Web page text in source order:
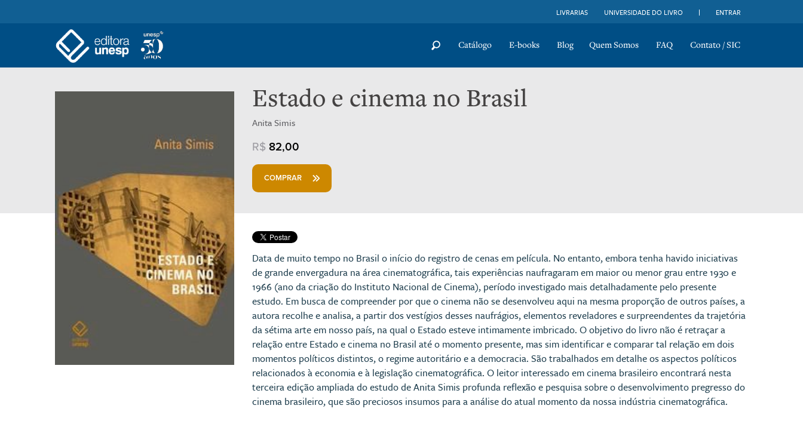
LIVRARIAS UNIVERSIDADE DO LIVRO ENTRAR
Catálogo E-books Blog Quem Somos FAQ Contato / SIC
Estado e cinema no Brasil
Anita Simis
R$ 82,00
COMPRAR
Data de muito tempo no Brasil o início do registro de cenas em película. No entanto, embora tenha havido iniciativas
de grande envergadura na área cinematográfica, tais experiências naufragaram em maior ou menor grau entre 1930 e
1966 (ano da criação do Instituto Nacional de Cinema), período investigado mais detalhadamente pelo presente
estudo. Em busca de compreender por que o cinema não se desenvolveu aqui na mesma proporção de outros países, a
autora recolhe e analisa, a partir dos vestígios desses naufrágios, elementos reveladores e surpreendentes da trajetória
da sétima arte em nosso país, na qual o Estado esteve intimamente imbricado. O objetivo do livro não é retraçar a
relação entre Estado e cinema no Brasil até o momento presente, mas sim identificar e comparar tal relação em dois
momentos políticos distintos, o regime autoritário e a democracia. São trabalhados em detalhe os aspectos políticos
relacionados à economia e à legislação cinematográfica. O leitor interessado em cinema brasileiro encontrará nesta
terceira edição ampliada do estudo de Anita Simis profunda reflexão e pesquisa sobre o desenvolvimento pregresso do
cinema brasileiro, que são preciosos insumos para a análise do atual momento da nossa indústria cinematográfica.